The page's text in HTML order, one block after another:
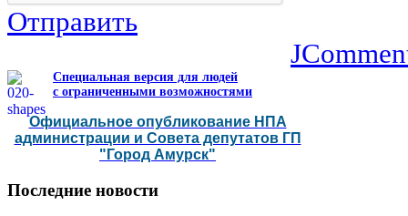
Отправить
Специальная версия для людей
с ограниченными возможностями
Официальное опубликование НПА
администрации и Совета депутатов ГП
"Город Амурск"
Последние новости